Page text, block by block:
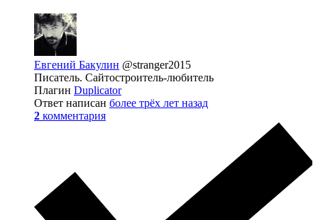
Евгений Бакулин @stranger2015
Писатель. Сайтостроитель-любитель
Плагин Duplicator
Ответ написан более трёх лет назад
2 комментария